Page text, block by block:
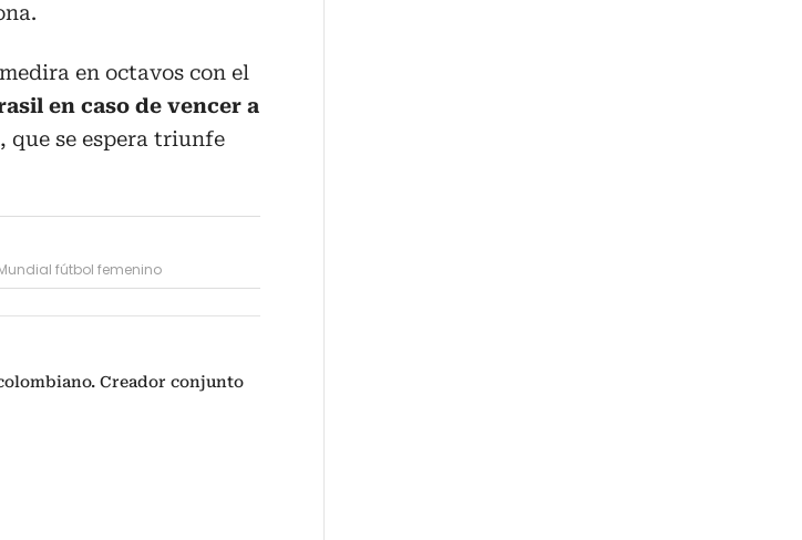
en octavos con el
en caso de vencer a
, que se espera triunfe
fútbol femenino
Creador conjunto